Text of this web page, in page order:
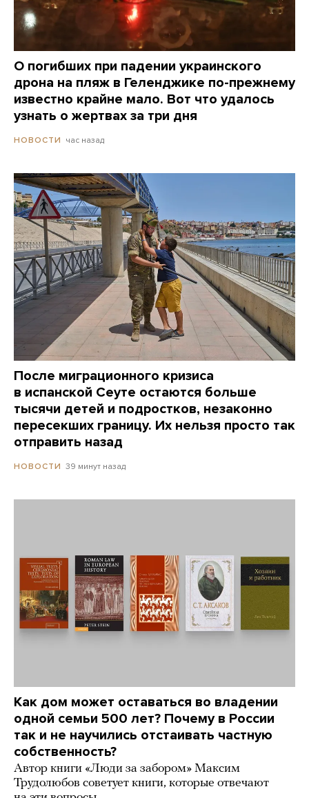
О погибших при падении украинского
дрона на пляж в Геленджике по-прежнему
известно крайне мало. Вот что удалось
узнать о жертвах за три дня
НОВОСТИ час назад
После миграционного кризиса
в испанской Сеуте остаются больше
тысячи детей и подростков, незаконно
пересекших границу. Их нельзя просто так
отправить назад
НОВОСТИ 39 минут назад
Как дом может оставаться во владении
одной семьи 500 лет? Почему в России
так и не научились отстаивать частную
собственность?
Автор книги «Люди за забором» Максим
Трудолюбов советует книги, которые отвечают